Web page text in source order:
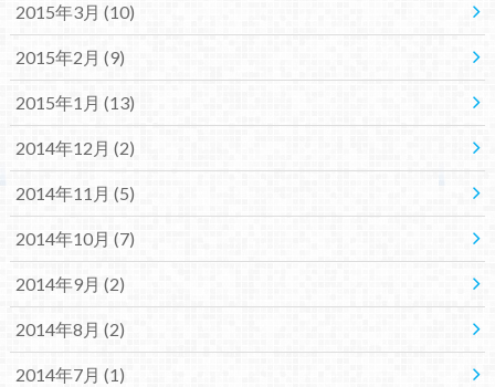
2015年3月 (10)
2015年2月 (9)
2015年1月 (13)
2014年12月 (2)
2014年11月 (5)
2014年10月 (7)
2014年9月 (2)
2014年8月 (2)
2014年7月 (1)